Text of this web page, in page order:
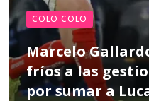
COLO COLO
Marcelo
fríos a las
por sumar a